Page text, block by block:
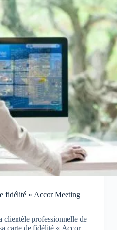
fidélité « Accor Meeting
clientèle professionnelle de
carte de fidélité « Accor